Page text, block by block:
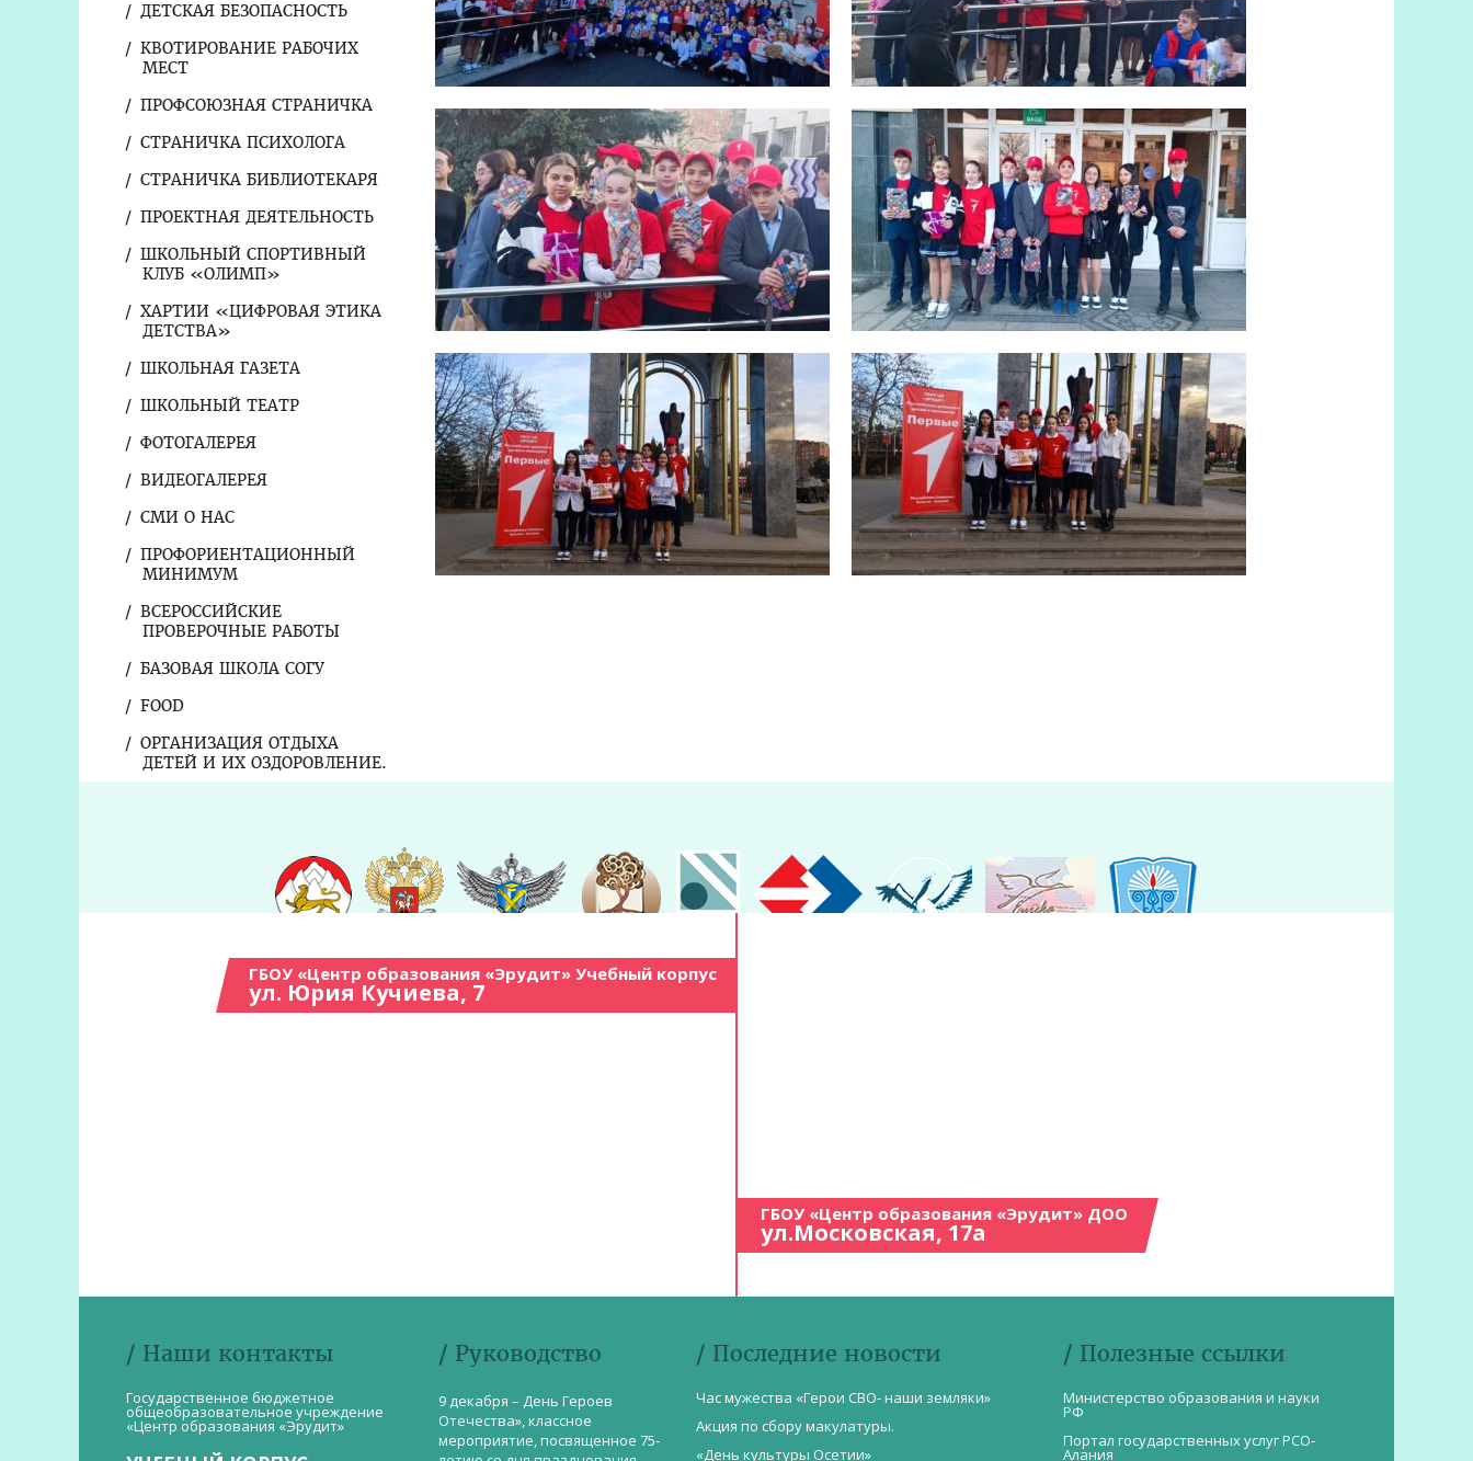
ДЕТСКАЯ БЕЗОПАСНОСТЬ
КВОТИРОВАНИЕ РАБОЧИХ
МЕСТ
ПРОФСОЮЗНАЯ СТРАНИЧКА
СТРАНИЧКА ПСИХОЛОГА
СТРАНИЧКА БИБЛИОТЕКАРЯ
ПРОЕКТНАЯ ДЕЯТЕЛЬНОСТЬ
ШКОЛЬНЫЙ СПОРТИВНЫЙ
КЛУБ «ОЛИМП»
ХАРТИИ «ЦИФРОВАЯ ЭТИКА
ДЕТСТВА»
ШКОЛЬНАЯ ГАЗЕТА
ШКОЛЬНЫЙ ТЕАТР
ФОТОГАЛЕРЕЯ
ВИДЕОГАЛЕРЕЯ
СМИ О НАС
ПРОФОРИЕНТАЦИОННЫЙ
МИНИМУМ
ВСЕРОССИЙСКИЕ
ПРОВЕРОЧНЫЕ РАБОТЫ
БАЗОВАЯ ШКОЛА СОГУ
FOOD
ОРГАНИЗАЦИЯ ОТДЫХА
ДЕТЕЙ И ИХ ОЗДОРОВЛЕНИЕ.
ГБОУ «Центр образования «Эрудит» Учебный корпус
ул. Юрия Кучиева, 7
ГБОУ «Центр образования «Эрудит» ДОО
ул.Московская, 17а
/ Наши контакты
Государственное бюджетное
общеобразовательное учреждение
«Центр образования «Эрудит»
/ Руководство
9 декабря – День Героев
Отечества», классное
мероприятие, посвященное 75-
/ Последние новости
Час мужества «Герои СВО- наши земляки»
Акция по сбору макулатуры.
«День культуры Осетии»
/ Полезные ссылки
Министерство образования и науки
РФ
Портал государственных услуг РСО-
Алания